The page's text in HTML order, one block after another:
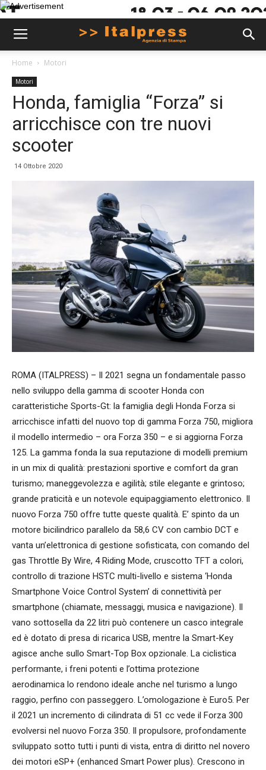
Home Motori
Motori
Honda, famiglia “Forza” si
arricchisce con tre nuovi
scooter
14 Ottobre 2020
ROMA (ITALPRESS) – Il 2021 segna un fondamentale passo
nello sviluppo della gamma di scooter Honda con
caratteristiche Sports-Gt: la famiglia degli Honda Forza si
arricchisce infatti del nuovo top di gamma Forza 750, migliora
il modello intermedio – ora Forza 350 – e si aggiorna Forza
125. La gamma fonda la sua reputazione di modelli premium
in un mix di qualità: prestazioni sportive e comfort da gran
turismo; maneggevolezza e agilità; stile elegante e grintoso;
grande praticità e un notevole equipaggiamento elettronico. Il
nuovo Forza 750 offre tutte queste qualità. E’ spinto da un
motore bicilindrico parallelo da 58,6 CV con cambio DCT e
vanta un’elettronica di gestione sofisticata, con comando del
gas Throttle By Wire, 4 Riding Mode, cruscotto TFT a colori,
controllo di trazione HSTC multi-livello e sistema ‘Honda
Smartphone Voice Control System’ di connettività per
smartphone (chiamate, messaggi, musica e navigazione). Il
vano sottosella da 22 litri può contenere un casco integrale
ed è dotato di presa di ricarica USB, mentre la Smart-Key
agisce anche sullo Smart-Top Box opzionale. La ciclistica
performante, i freni potenti e l’ottima protezione
aerodinamica lo rendono ideale anche nel turismo a lungo
raggio, perfino con passeggero. L’omologazione è Euro5. Per
il 2021 un incremento di cilindrata di 51 cc vede il Forza 300
evolversi nel nuovo Forza 350. Il propulsore, profondamente
sviluppato sotto tutti i punti di vista, entra di diritto nel novero
dei motori eSP+ (enhanced Smart Power plus). Crescono in